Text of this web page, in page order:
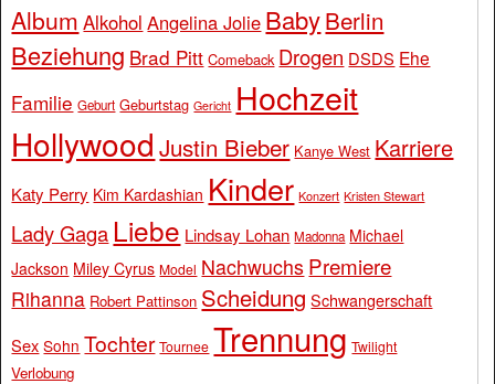
Album Alkohol Angelina Jolie BabyBerlin
Beziehung Brad Pitt Comeback Drogen DSDS Ehe
Familie Geburt Geburtstag Gericht Hochzeit
Hollywood Justin Bieber Kanye West Karriere
Katy Perry Kim Kardashian Kinder Konzert Kristen Stewart
Lady Gaga Liebe Lindsay Lohan Madonna Michael
Jackson Miley Cyrus Model Nachwuchs Premiere
Rihanna Robert Pattinson Scheidung Schwangerschaft
Sex Sohn Tochter Tournee Trennung Twilight
Verlobung